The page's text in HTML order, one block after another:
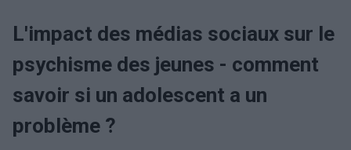
L'impact des médias sociaux sur le
psychisme des jeunes - comment
savoir si un adolescent a un
problème ?